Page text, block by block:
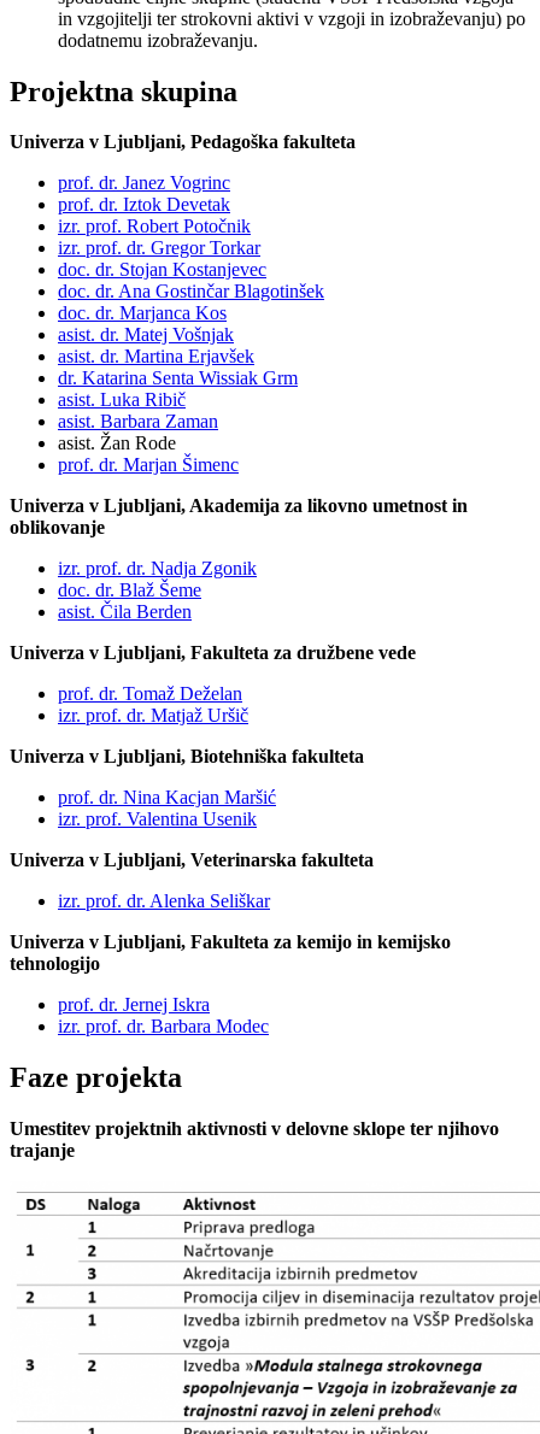
in vzgojitelji ter strokovni aktivi v vzgoji in izobraževanju) po
dodatnemu izobraževanju.
Projektna skupina
Univerza v Ljubljani, Pedagoška fakulteta
prof. dr. Janez Vogrinc
prof. dr. Iztok Devetak
izr. prof. Robert Potočnik
izr. prof. dr. Gregor Torkar
doc. dr. Stojan Kostanjevec
doc. dr. Ana Gostinčar Blagotinšek
doc. dr. Marjanca Kos
asist. dr. Matej Vošnjak
asist. dr. Martina Erjavšek
dr. Katarina Senta Wissiak Grm
asist. Luka Ribič
asist. Barbara Zaman
asist. Žan Rode
prof. dr. Marjan Šimenc
Univerza v Ljubljani,Akademija za likovno umetnost in
oblikovanje
izr. prof. dr. Nadja Zgonik
doc. dr. Blaž Šeme
asist. Čila Berden
Univerza v Ljubljani, Fakulteta za družbene vede
prof. dr. Tomaž Deželan
izr. prof. dr. Matjaž Uršič
Univerza v Ljubljani, Biotehniška fakulteta
prof. dr. Nina Kacjan Maršić
izr. prof. Valentina Usenik
Univerza v Ljubljani, Veterinarska fakulteta
izr. prof. dr. Alenka Seliškar
Univerza v Ljubljani, Fakulteta za kemijo in kemijsko
tehnologijo
prof. dr. Jernej Iskra
izr. prof. dr. Barbara Modec
Faze projekta
Umestitev projektnih aktivnosti v delovne sklope ter njihovo
trajanje